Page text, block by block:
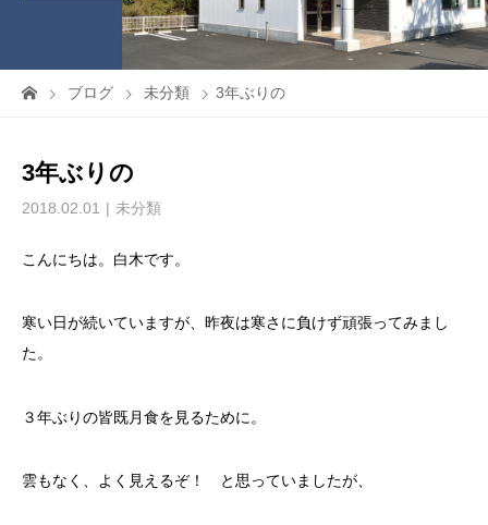
ブログ 未分類 3年ぶりの
3年ぶりの
2018.02.01 未分類
こんにちは。白木です。
寒い日が続いていますが、昨夜は寒さに負けず頑張ってみまし
た。
３年ぶりの皆既月食を見るために。
雲もなく、よく見えるぞ！ と思っていましたが、